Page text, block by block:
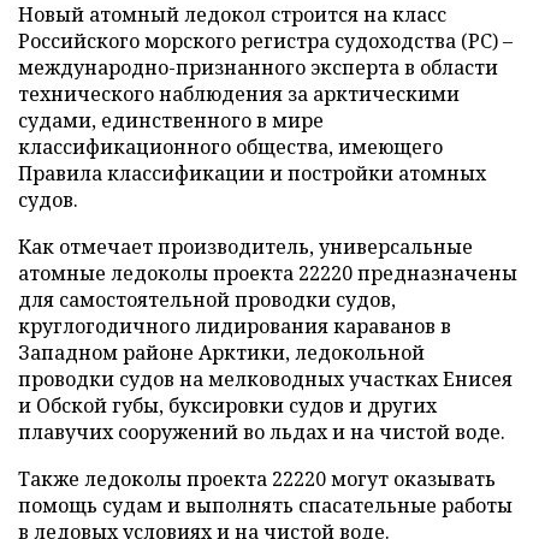
Новый атомный ледокол строится на класс
Российского морского регистра судоходства (РС) –
международно-признанного эксперта в области
технического наблюдения за арктическими
судами, единственного в мире
классификационного общества, имеющего
Правила классификации и постройки атомных
судов.
Как отмечает производитель, универсальные
атомные ледоколы проекта 22220 предназначены
для самостоятельной проводки судов,
круглогодичного лидирования караванов в
Западном районе Арктики, ледокольной
проводки судов на мелководных участках Енисея
и Обской губы, буксировки судов и других
плавучих сооружений во льдах и на чистой воде.
Также ледоколы проекта 22220 могут оказывать
помощь судам и выполнять спасательные работы
в ледовых условиях и на чистой воде.